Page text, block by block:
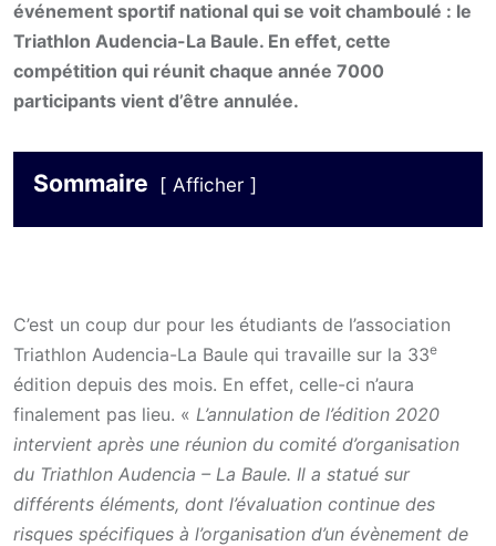
événement sportif national qui se voit chamboulé : le
Triathlon Audencia-La Baule. En effet, cette
compétition qui réunit chaque année 7000
participants vient d’être annulée.
Sommaire Afficher
C’est un coup dur pour les étudiants de l’association
Triathlon Audencia-La Baule qui travaille sur la 33e
édition depuis des mois. En effet, celle-ci n’aura
finalement pas lieu. « L’annulation de l’édition 2020
intervient après une réunion du comité d’organisation
du Triathlon Audencia – La Baule. Il a statué sur
différents éléments, dont l’évaluation continue des
risques spécifiques à l’organisation d’un évènement de